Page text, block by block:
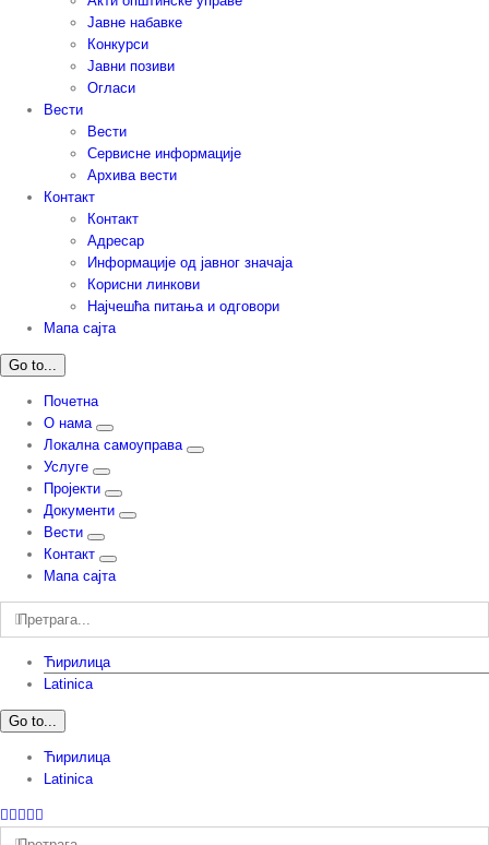
Јавне набавке
Конкурси
Јавни позиви
Огласи
Вести
Вести
Сервисне информације
Архива вести
Контакт
Контакт
Адресар
Информације од јавног значаја
Корисни линкови
Најчешћа питања и одговори
Мапа сајта
Go to...
Почетна
О нама
Локална самоуправа
Услуге
Пројекти
Документи
Вести
Контакт
Мапа сајта
Претрага:
Ћирилица
Latinica
Go to...
Ћирилица
Latinica
Facebook
Instagram
YouTube
Twitter
пошта
Претрага: